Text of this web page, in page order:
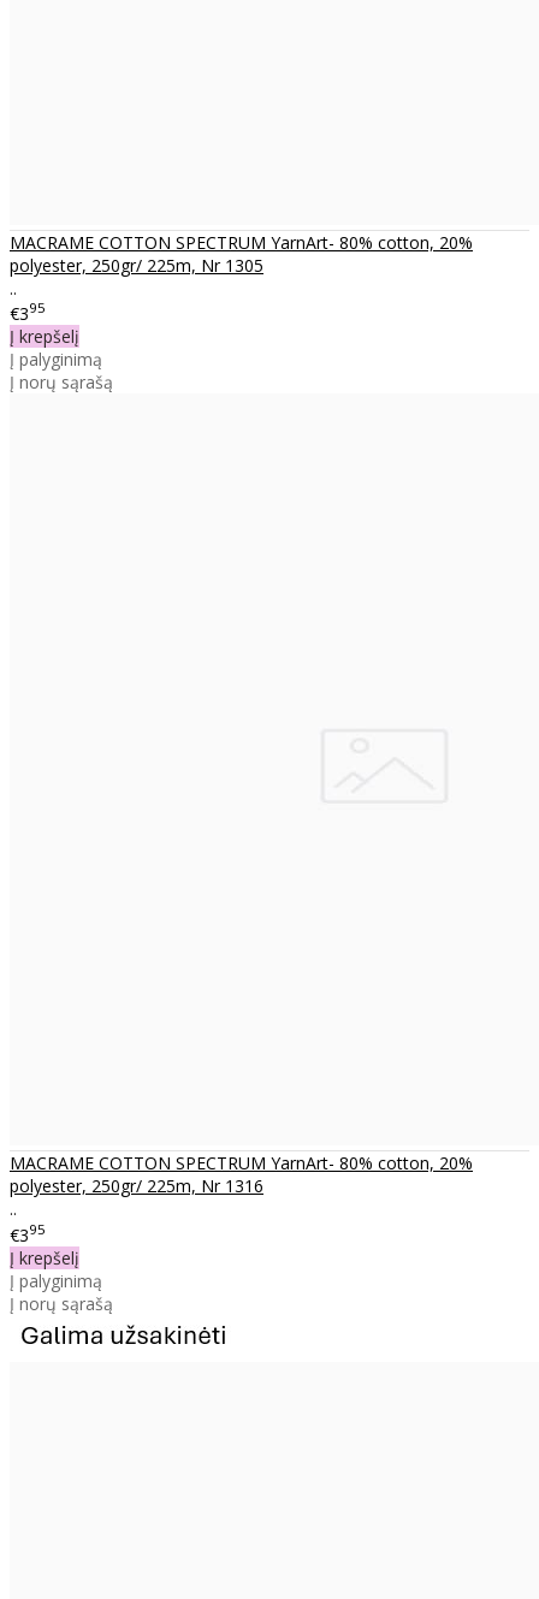
MACRAME COTTON SPECTRUM YarnArt- 80% cotton, 20%
polyester, 250gr/ 225m, Nr 1305
..
€395
Į krepšelį
Į palyginimą
Į norų sąrašą
MACRAME COTTON SPECTRUM YarnArt- 80% cotton, 20%
polyester, 250gr/ 225m, Nr 1316
..
€395
Į krepšelį
Į palyginimą
Į norų sąrašą